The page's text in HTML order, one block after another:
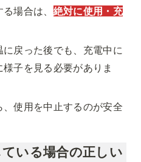
場合は、 絶対に使用・充
戻った後でも、充電中に
子を見る必要がありま
使用を中止するのが安全
いる場合の正しい